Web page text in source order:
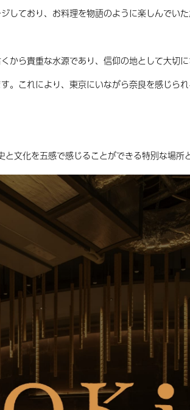
しており、お料理を物語のように楽しんでい
から貴重な水源であり、信仰の地として大切
。これにより、東京にいながら奈良を感じら
文化を五感で感じることができる特別な場所